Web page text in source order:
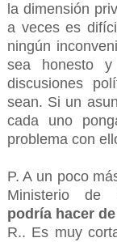
la dimensión
a veces es
ningún
sea honesto
discusiones
sean. Si un
cada uno
problema con
P. A un poco
Ministerio de
podría hacer
R.. Es muy